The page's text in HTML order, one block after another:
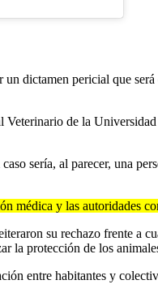
dictamen pericial que
de la
sería, al parecer, una
médica y las autoridades
su rechazo frente a
la protección de los
entre habitantes y